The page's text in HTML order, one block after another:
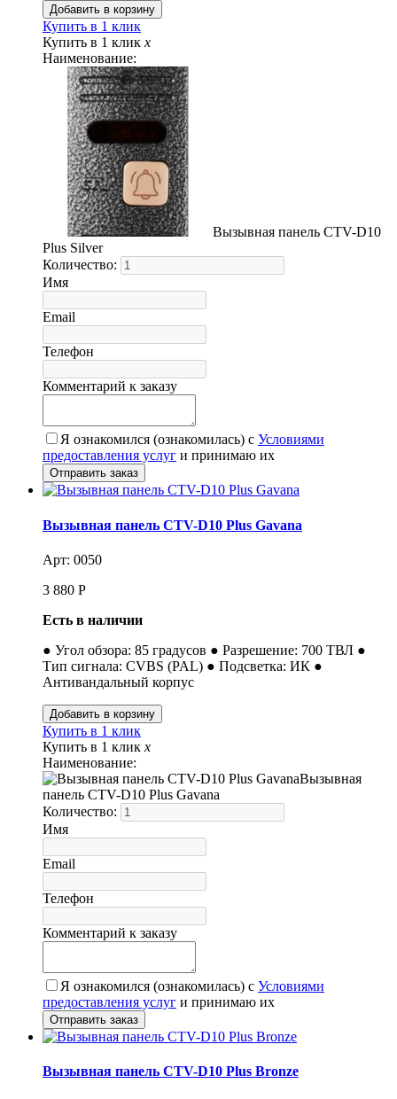
Купить в 1 клик
Купить в 1 клик x
Наименование:
Вызывная панель CTV-D10
Plus Silver
Количество:
Имя
Email
Телефон
Комментарий к заказу
Я ознакомился (ознакомилась) с Условиями
предоставления услуг и принимаю их
Вызывная панель CTV-D10 Plus Gavana
Арт: 0050
3 880 Р
Есть в наличии
● Угол обзора: 85 градусов ● Разрешение: 700 ТВЛ ●
Тип сигнала: CVBS (PAL) ● Подсветка: ИК ●
Антивандальный корпус
Купить в 1 клик
Купить в 1 клик x
Наименование:
Вызывная
панель CTV-D10 Plus Gavana
Количество:
Имя
Email
Телефон
Комментарий к заказу
Я ознакомился (ознакомилась) с Условиями
предоставления услуг и принимаю их
Вызывная панель CTV-D10 Plus Bronze